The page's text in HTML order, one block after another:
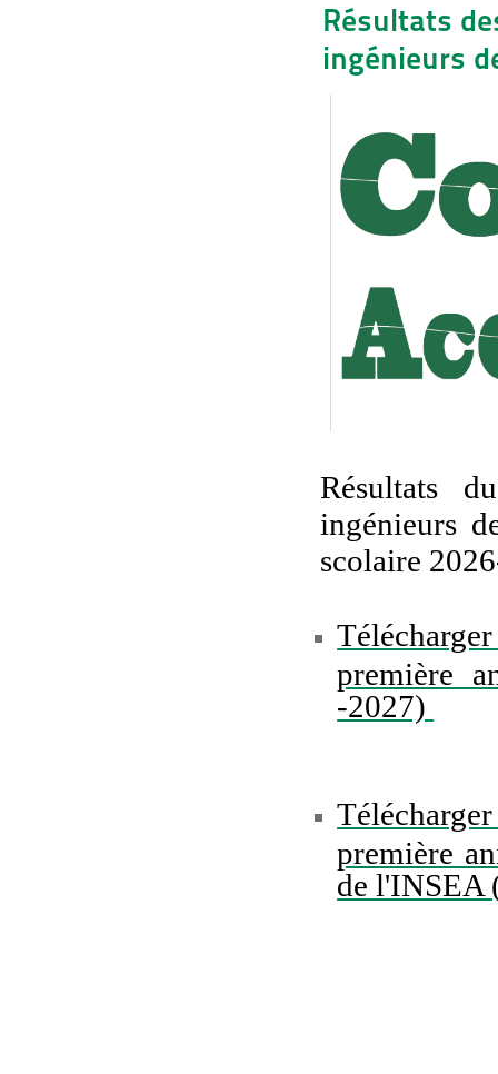
Résultats
ingénieurs
Résultats
ingénieurs
scolaire
première
-2027)
première
de l'INSEA